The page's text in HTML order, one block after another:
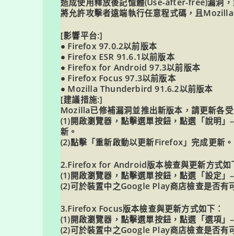
造成使用釋放後記憶體(Use-after-free)漏洞
將允許攻擊者遠端執行任意程式碼，且
[影響平台:]
● Firefox 97.0.2以前版本
● Firefox ESR 91.6.1以前版本
● Firefox for Android 97.3以前版本
● Firefox Focus 97.3以前版本
● Mozilla Thunderbird 91.6.2以前版本
[建議措施:]
Mozilla已修補漏洞並推出新版本，請更新各
(1)開啟瀏覽器，點擊選單按鈕，點選「說明
新。
(2)點擊「重新啟動以更新Firefox」完成更新。
2.Firefox for Android版本檢查與更新方式如
(1)開啟瀏覽器，點擊選單按鈕，點選「設定
(2)可於裝置中之Google Play商店檢查是否有
3.Firefox Focus版本檢查與更新方式如下：
(1)開啟瀏覽器，點擊選單按鈕，點選「選項
(2)可於裝置中之Google Play商店檢查是否有